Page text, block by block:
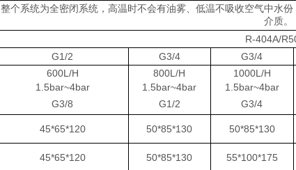
整个系统为全密闭系统，高温时不会有油雾、低温不吸收空气中水
介质。
R-404A/
G1/2 G3/4 G3/4
600L/H
1.5bar~4bar
G3/8
800L/H
1.5bar~4bar
G1/2
1000L/H
1.5bar~4bar
G3/4
45*65*120 50*85*130
50*85*130
45*65*120 50*85*130
55*100*175